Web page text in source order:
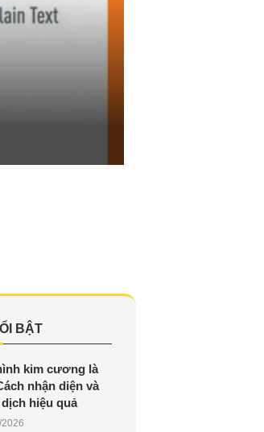
BẬT
kim cương là
nhận diện và
hiệu quả